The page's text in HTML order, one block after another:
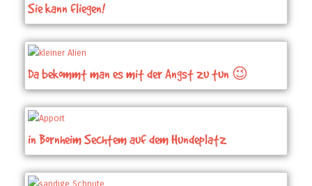
Sie kann fliegen!
Da bekommt man es mit der Angst zu tun 😉
in Bornheim Sechtem auf dem Hundeplatz